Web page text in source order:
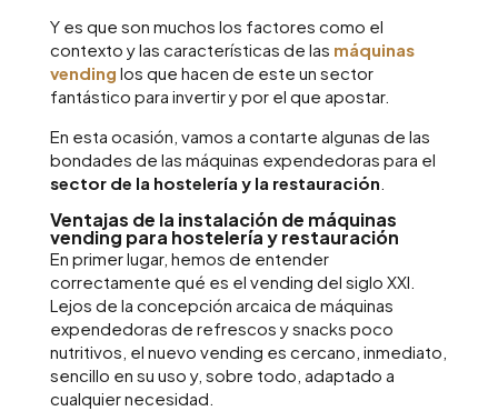
Y es que son muchos los factores como el
contexto y las características de las máquinas
vending los que hacen de este un sector
fantástico para invertir y por el que apostar.
En esta ocasión, vamos a contarte algunas de las
bondades de las máquinas expendedoras para el
sector de la hostelería y la restauración
Ventajas de la instalación de máquinas
vending para hostelería y restauración
En primer lugar, hemos de entender
correctamente qué es el vending del siglo XXI.
Lejos de la concepción arcaica de máquinas
expendedoras de refrescos y snacks poco
nutritivos, el nuevo vending es cercano, inmediato,
sencillo en su uso y, sobre todo, adaptado a
cualquier necesidad.